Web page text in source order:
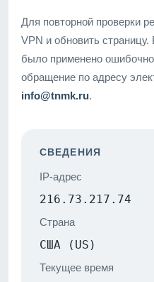
Для повторной проверки
VPN и обновить
было применено
обращение по адресу
info@tnmk.ru.
СВЕДЕНИЯ
IP-адрес
216.73.217.74
Страна
США (US)
Текущее время